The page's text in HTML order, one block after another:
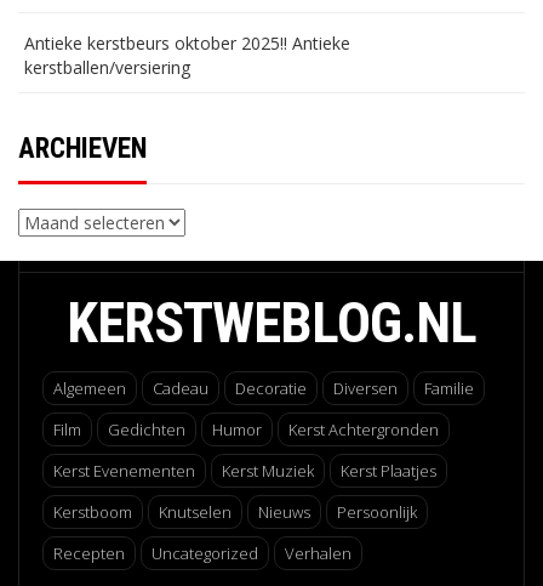
Antieke kerstbeurs oktober 2025!! Antieke
kerstballen/versiering
ARCHIEVEN
Archieven
KERSTWEBLOG.NL
Algemeen Cadeau Decoratie Diversen
Familie
Film
Gedichten Humor
Kerst Achtergronden
Kerst Evenementen
Kerst Muziek
Kerst Plaatjes
Kerstboom
Knutselen Nieuws
Persoonlijk
Recepten
Uncategorized Verhalen